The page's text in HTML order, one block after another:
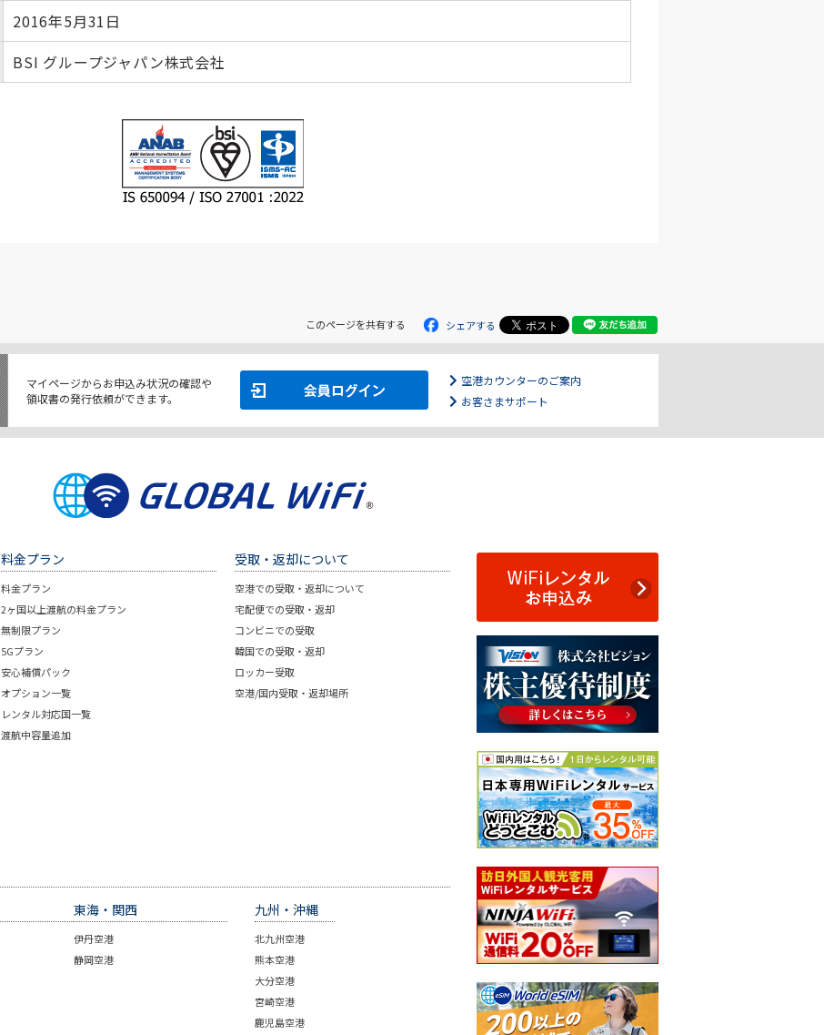
2016年5月31日
BSI グループジャパン株式会社
このページを共有する シェアする
マイページからお申込み状況の確認や
領収書の発行依頼ができます。
空港カウンターのご案内
お客さまサポート
料金プラン
料金プラン
2ヶ国以上渡航の料金プラン
無制限プラン
5Gプラン
安心補償パック
オプション一覧
レンタル対応国一覧
渡航中容量追加
受取・返却について
空港での受取・返却について
宅配便での受取・返却
コンビニでの受取
韓国での受取・返却
ロッカー受取
空港/国内受取・返却場所
東海・関西
伊丹空港
静岡空港
九州・沖縄
北九州空港
熊本空港
大分空港
宮崎空港
鹿児島空港